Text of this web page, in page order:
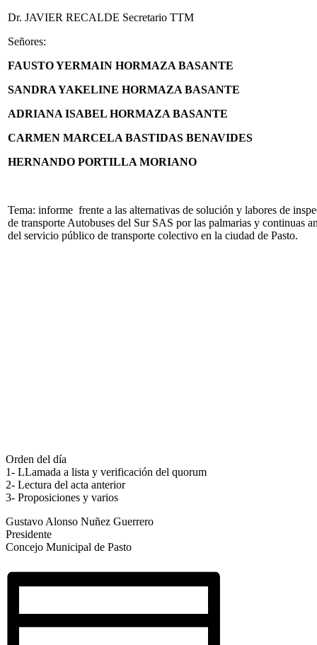
Dr. JAVIER RECALDE Secretario TTM
Señores:
FAUSTO YERMAIN HORMAZA BASANTE
SANDRA YAKELINE HORMAZA BASANTE
ADRIANA ISABEL HORMAZA BASANTE
CARMEN MARCELA BASTIDAS BENAVIDES
HERNANDO PORTILLA MORIANO
Tema: informe frente a las alternativas de solución y labores de
de transporte Autobuses del Sur SAS por las palmarias y continuas
del servicio público de transporte colectivo en la ciudad de Pasto.
Orden del día
1- LLamada a lista y verificación del quorum
2- Lectura del acta anterior
3- Proposiciones y varios
Gustavo Alonso Nuñez Guerrero
Presidente
Concejo Municipal de Pasto